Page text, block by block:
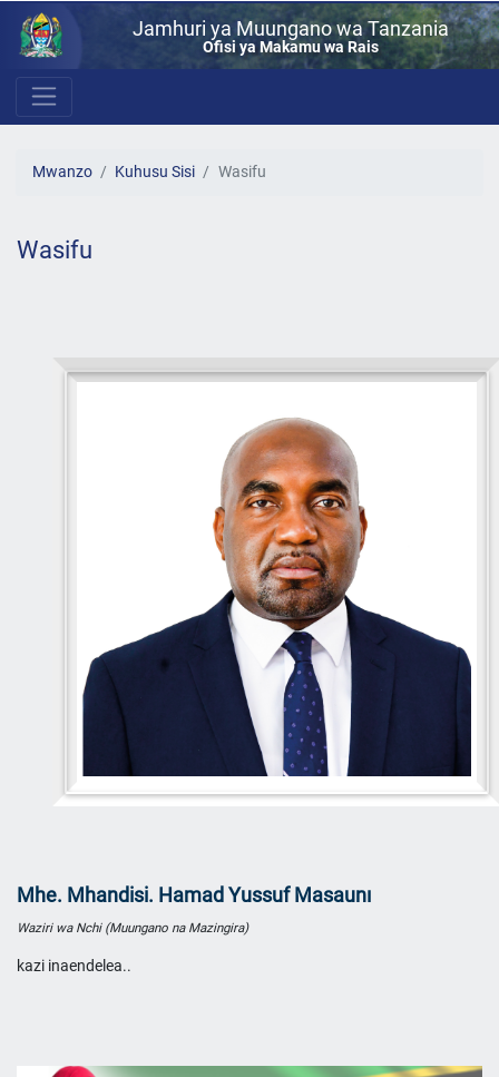
Jamhuri ya Muungano wa Tanzania
Ofisi ya Makamu wa Rais
Mwanzo Kuhusu Sisi Wasifu
Wasifu
Mhe. Mhandisi. Hamad Yussuf Masaunı
Waziri wa Nchi (Muungano na Mazingira)
kazi inaendelea..